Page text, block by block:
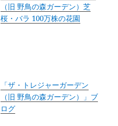
（旧 野鳥の森ガーデン）芝
桜・バラ 100万株の花園
「ザ・トレジャーガーデン
（旧 野鳥の森ガーデン）」ブ
ログ